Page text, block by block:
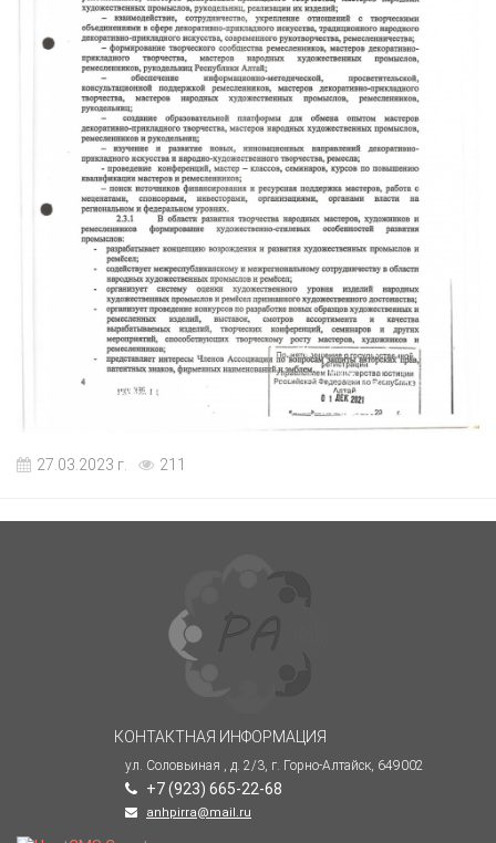
27.03.2023 г. 211
КОНТАКТНАЯ ИНФОРМАЦИЯ
ул. Соловьиная , д. 2/3, г. Горно-Алтайск, 649002
+7 (923) 665-22-68
anhpirra@mail.ru